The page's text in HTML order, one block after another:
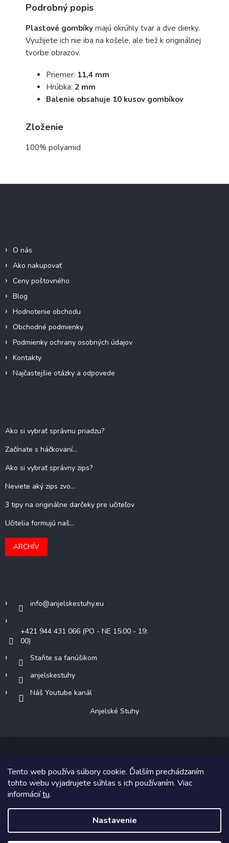
Tento web používa súbory cookie. Ďalším prechádzaním
tohto webu vyjadrujete súhlas s ich používaním. Viac
informáciítu.
Nastavenie
Podrobný popis
Plastové gombíky majú okrúhly tvar a dve dierky.
Využijete ich nie iba na košele, ale tiež k originálnej
tvorbe obrazov.
Priemer: 11,4 mm
Hrúbka: 2 mm
Balenie obsahuje 10 kusov gombíkov
Zloženie
100% polyamid
O nás
Ako nakupovať
Ceny poštovného
Blog
Hodnotenie obchodu
Obchodné podmienky
Podmienky ochrany osobných údajov
Kontakty
Najčastejšie otázky a odpovede
Ako si vybrať správnu priadzu?
Začínate s háčkovaní...
Ako si vybrať správny zips?
Neviete aký zips zvo...
3 tipy na originálne darčeky pre učiteľov
Učitelia formujú naš...
ARCHÍV
info@anjelskestuhy.eu
+421 944 431 066 (PO - NE 15:00 - 19:
00)
Staňte sa fanúšikom
anjelskestuhy
Náš Youtube kanál
Anjelské Stuhy
Copyright 2026Anjelské Stuhy. Všetky práva vyhradené.
Grafický návrh vytvoril a na Shoptet implementoval
Shoptetak.cz.
Vytvoril Shoptet